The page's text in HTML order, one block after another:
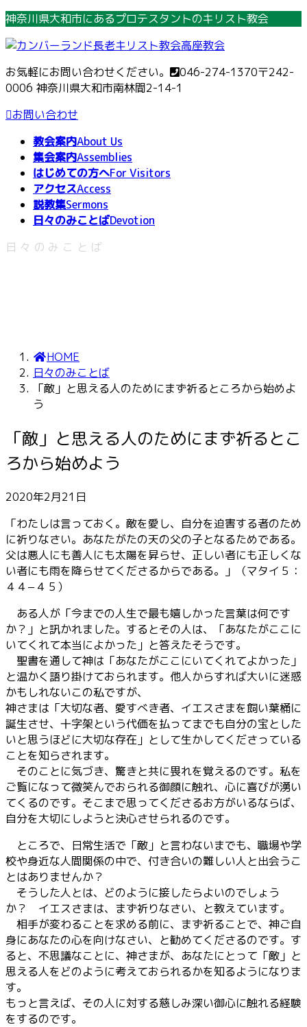
コ
テ
ン
ツ
へ
ス
ナ
ゲ
ー
シ
ョ
ン
神奈川県大和市にあるプロテスタントのキリスト教会
お気軽にお問い合わせください。 046-274-1370〒242-
0006 神奈川県大和市南林間2-14-1
お問い合わせ
教会案内About Us
集会案内Assemblies
はじめての方へFor Visitors
アクセスAccess
説教集Sermons
日々のみことばDevotion
日々のみことば
HOME
日々のみことば
「敵」と思える人のためにまず祈るところから始めよ
う
「敵」と思える人のためにまず祈るとこ
ろから始めよう
2020年2月21日
「わたしは言っておく。敵を愛し、自分を迫害する者のため
に祈りなさい。あなたがたの天の父の子となるためである。
父は悪人にも善人にも太陽を昇らせ、正しい者にも正しくな
い者にも雨を降らせてくださるからである。」（マタイ５：
４４−４５）
ある人が「今までの人生で最も嬉しかった言葉は何です
か？」と訊かれました。するとその人は、「あなたがここに
いてくれて本当によかった」と答えたそうです。
聖書を通して神は「あなたがここにいてくれてよかった」
と温かく語り掛けておられます。他人からすれば大いに迷惑
かもしれないこの私ですが、
神さまは「大切な者、愛すべき者、イエスさまを飼い葉桶に
誕生させ、十字架という代価を払ってまでも自分の宝とした
いと思うほどに大切な存在」として生かしてくださっている
ことを知らされます。
そのことに気づき、驚きと共に畏れを覚えるのです。私を
ご覧になって微笑んでおられる御顔に触れ、心に喜びが湧い
てくるのです。そこまで思ってくださるお方がいるならば、
自分を大切にしようと決心させられるのです。
ところで、日常生活で「敵」と言わないまでも、職場や学
校や身近な人間関係の中で、付き合いの難しい人と出会うこ
とはありませんか？
そうした人とは、どのように接したらよいのでしょう
か？ イエスさまは、まず祈りなさい、と教えています。
相手が変わることを求める前に、まず祈ることで、神ご自
身にあなたの心を向けなさい、と勧めてくださるのです。す
ると、不思議なことに、神さまが、あなたにとって「敵」と
思える人をどのように考えておられるかを知るようになりま
す。
もっと言えば、その人に対する慈しみ深い御心に触れる経験
をするのです。